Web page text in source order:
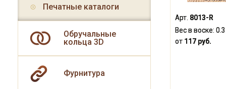
Арт. 8013-R
Вес в воске:
от 117 руб.
Печатные каталоги
Обручальные
кольца 3D
Фурнитура